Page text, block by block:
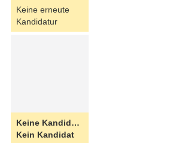
Keine erneute
Kandidatur
Keine Kandidatin
Kein Kandidat